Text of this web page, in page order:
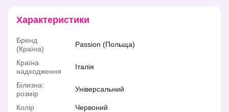
Характеристики
Бренд
(Країна)
Passion (Польща)
Країна
надходження
Італія
Білизна:
розмір
Універсальний
Колір
Червоний